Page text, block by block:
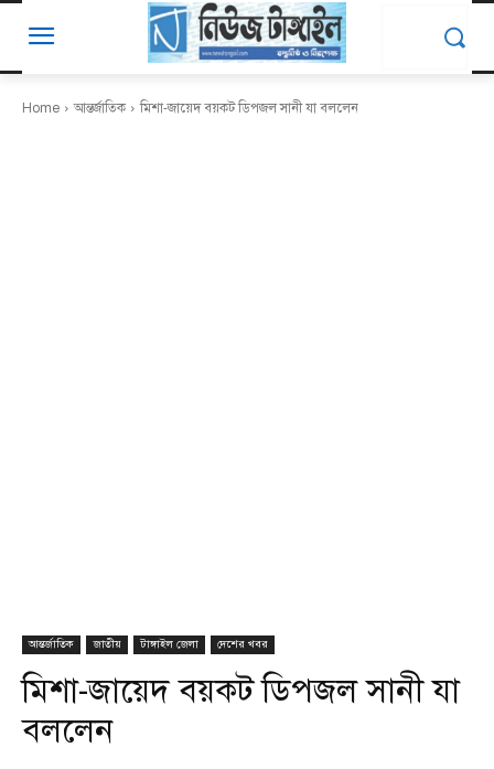
Home আন্তর্জাতিক মিশা-জায়েদ বয়কট ডিপজল সানী যা বললেন
আন্তর্জাতিক জাতীয় টাঙ্গাইল জেলা দেশের খবর
মিশা-জায়েদ বয়কট ডিপজল সানী যা
বললেন